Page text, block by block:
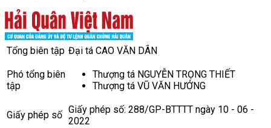
Tổng biên tập Đại tá CAO VĂN DÂN
Phó tổng biên
tập
Thượng tá NGUYỄN TRỌNG THIẾT
Thượng tá VŨ VĂN HƯỞNG
Giấy phép số Giấy phép số: 288/GP-BTTTT ngày 10 - 06 -
2022